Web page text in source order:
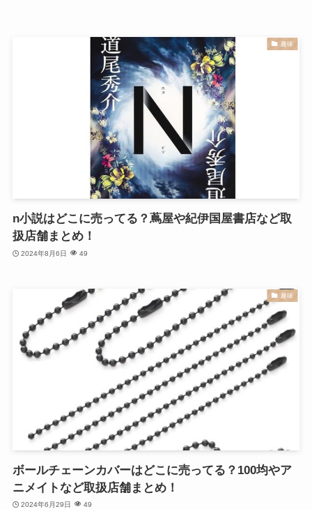
趣味
n小説はどこに売ってる？蔦屋や紀伊国屋書店など取
扱店舗まとめ！
2024年8月6日 49
趣味
ボールチェーンカバーはどこに売ってる？100均やア
ニメイトなど取扱店舗まとめ！
2024年6月29日 49